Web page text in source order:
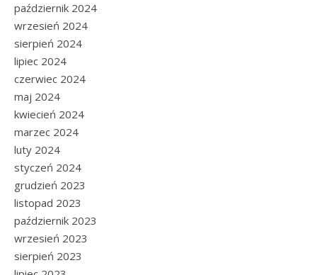
październik 2024
wrzesień 2024
sierpień 2024
lipiec 2024
czerwiec 2024
maj 2024
kwiecień 2024
marzec 2024
luty 2024
styczeń 2024
grudzień 2023
listopad 2023
październik 2023
wrzesień 2023
sierpień 2023